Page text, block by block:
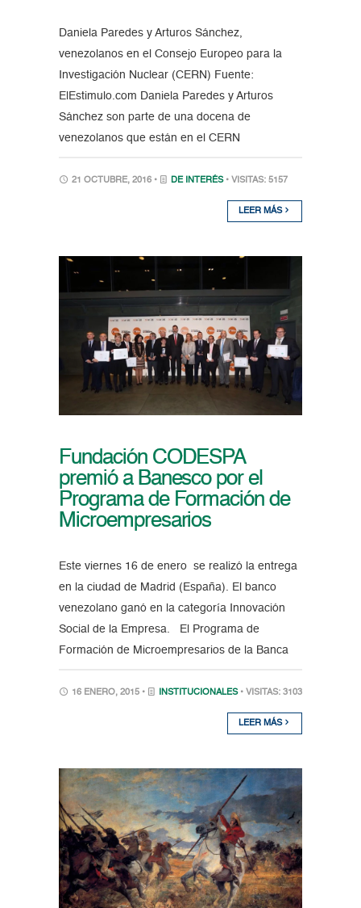
Daniela Paredes y Arturos Sánchez,
venezolanos en el Consejo Europeo para la
Investigación Nuclear (CERN) Fuente:
ElEstimulo.com Daniela Paredes y Arturos
Sánchez son parte de una docena de
venezolanos que están en el CERN
21 OCTUBRE, 2016 • DE INTERÉS • VISITAS: 5157
LEER MÁS
Fundación CODESPA
premió a Banesco por el
Programa de Formación de
Microempresarios
Este viernes 16 de enero se realizó la entrega
en la ciudad de Madrid (España). El banco
venezolano ganó en la categoría Innovación
Social de la Empresa. El Programa de
Formación de Microempresarios de la Banca
16 ENERO, 2015 • INSTITUCIONALES • VISITAS: 3103
LEER MÁS